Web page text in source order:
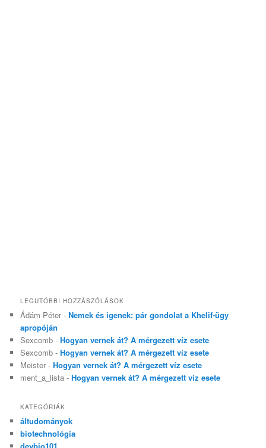
LEGUTÓBBI HOZZÁSZÓLÁSOK
Ádám Péter -Nemek és igenek: pár gondolat a Khelif-ügy
apropóján
Sexcomb -Hogyan vernek át? A mérgezett víz esete
Sexcomb -Hogyan vernek át? A mérgezett víz esete
Meister -Hogyan vernek át? A mérgezett víz esete
ment_a_lista -Hogyan vernek át? A mérgezett víz esete
KATEGÓRIÁK
áltudományok
biotechnológia